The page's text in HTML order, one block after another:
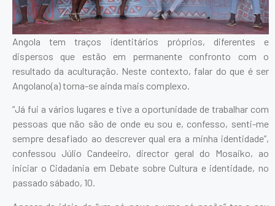
Angola tem traços identitários próprios, diferentes e
dispersos que estão em permanente confronto com o
resultado da aculturação. Neste contexto, falar do que é ser
Angolano(a) torna-se ainda mais complexo.
“Já fui a vários lugares e tive a oportunidade de trabalhar com
pessoas que não são de onde eu sou e, confesso, senti-me
sempre desafiado ao descrever qual era a minha identidade”,
confessou Júlio Candeeiro, director geral do Mosaiko, ao
iniciar o Cidadania em Debate sobre Cultura e identidade, no
passado sábado, 10.